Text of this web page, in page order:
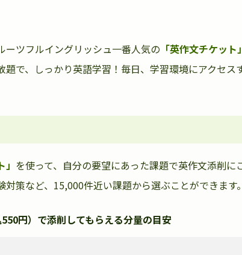
ーツフルイングリッシュ一番人気の 「英作文チケット
題で、しっかり英語学習！毎日、学習環境にアクセス
を使って、自分の要望にあった課題で英作文添削に
対策など、15,000件近い課題から選ぶことができます
円）で添削してもらえる分量の目安